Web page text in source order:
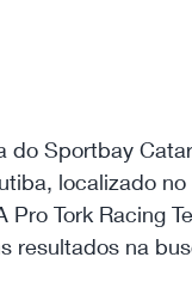
do Sportbay
localizado
Pro Tork Racing
resultados na